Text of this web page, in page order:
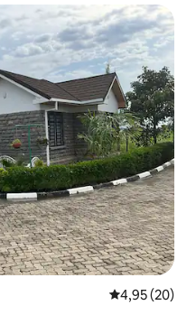
Prosječna
4,95 (20)